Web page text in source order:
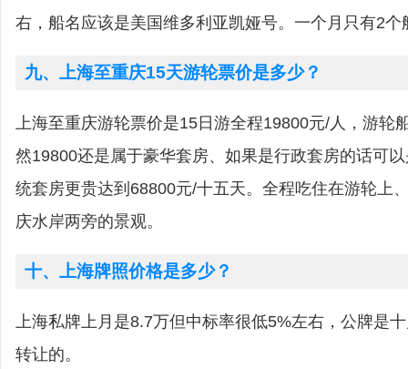
右，船名应该是美国维多利亚凯娅号。一个月只有2个
九、上海至重庆15天游轮票价是多少？
上海至重庆游轮票价是15日游全程19800元/人，游轮
然19800还是属于豪华套房、如果是行政套房的话可
统套房更贵达到68800元/十五天。全程吃住在游轮上
庆水岸两旁的景观。
十、上海牌照价格是多少？
上海私牌上月是8.7万但中标率很低5%左右，公牌是
转让的。